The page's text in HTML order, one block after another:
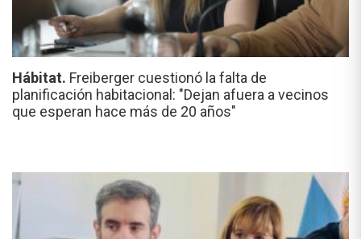
Hábitat. Freiberger cuestionó la falta de
planificación habitacional: "Dejan afuera a vecinos
que esperan hace más de 20 años"